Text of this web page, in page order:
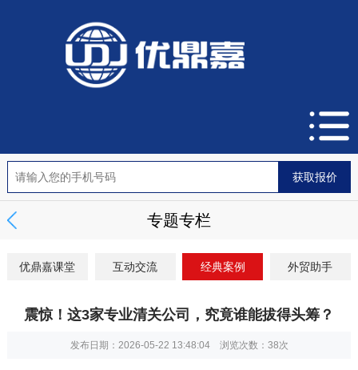
专题专栏
优鼎嘉课堂 互动交流 经典案例 外贸助手
震惊！这3家专业清关公司，究竟谁能拔得头筹？
发布日期：2026-05-22 13:48:04 浏览次数： 38次